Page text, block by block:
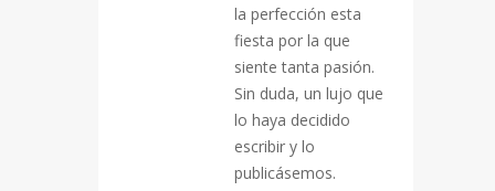
la perfección esta
fiesta por la que
siente tanta pasión.
Sin duda, un lujo que
lo haya decidido
escribir y lo
publicásemos.